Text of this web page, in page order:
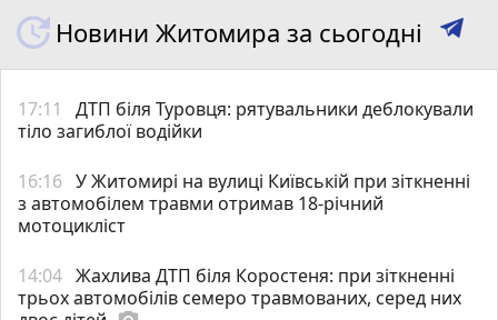
Новини Житомира за сьогодні
17:11
ДТП біля Туровця: рятувальники деблокували
тіло загиблої водійки
16:16 У Житомирі на вулиці Київській при зіткненні
з автомобілем травми отримав 18-річний
мотоцикліст
14:04 Жахлива ДТП біля Коростеня: при зіткненні
трьох автомобілів семеро травмованих, серед них